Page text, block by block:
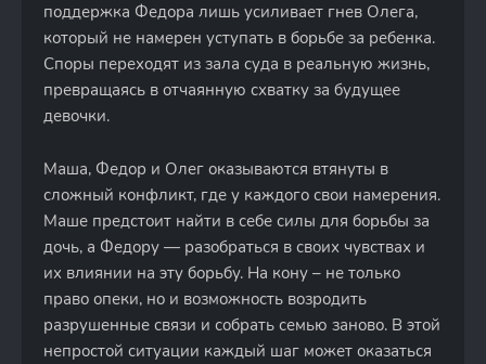
поддержка Федора лишь усиливает гнев Олега,
который не намерен уступать в борьбе за ребенка.
Споры переходят из зала суда в реальную жизнь,
превращаясь в отчаянную схватку за будущее
девочки.
Маша, Федор и Олег оказываются втянуты в
сложный конфликт, где у каждого свои намерения.
Маше предстоит найти в себе силы для борьбы за
дочь, а Федору — разобраться в своих чувствах и
их влиянии на эту борьбу. На кону – не только
право опеки, но и возможность возродить
разрушенные связи и собрать семью заново. В этой
непростой ситуации каждый шаг может оказаться